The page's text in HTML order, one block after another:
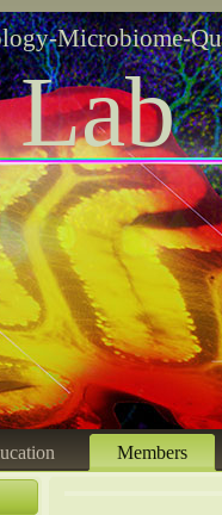
Microbiome-
Members